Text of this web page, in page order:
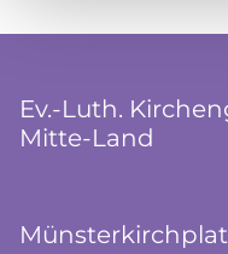
Ev.-Luth.
Mitte-Land